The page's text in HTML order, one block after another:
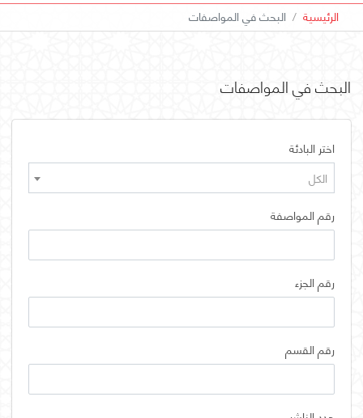
الرئيسية البحث في المواصفات
البحث في المواصفات
اختر البادئة
الكل
رقم المواصفة
رقم الجزء
رقم القسم